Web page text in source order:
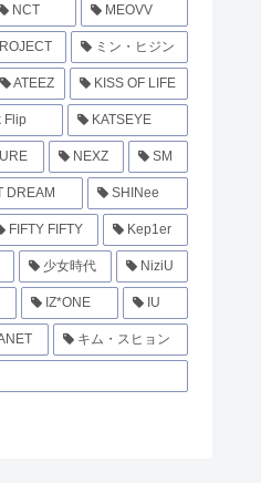
NCT MEOVV
ミン・ヒジン
ATEEZ KISS OF LIFE
Flip KATSEYE
NEXZ SM
DREAM SHINee
FIFTY FIFTY Kep1er
少女時代 NiziU
IZ*ONE IU
キム・スヒョン